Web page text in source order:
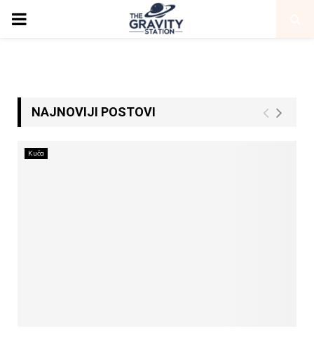
PRIMARY
NAJNOVIJI POSTOVI
Kuća